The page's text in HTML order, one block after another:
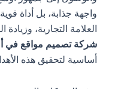
واجهة جذابة، بل أداة
العلامة التجارية، وزيادة
شركة تصميم مواقع في
أساسية لتحقيق هذه